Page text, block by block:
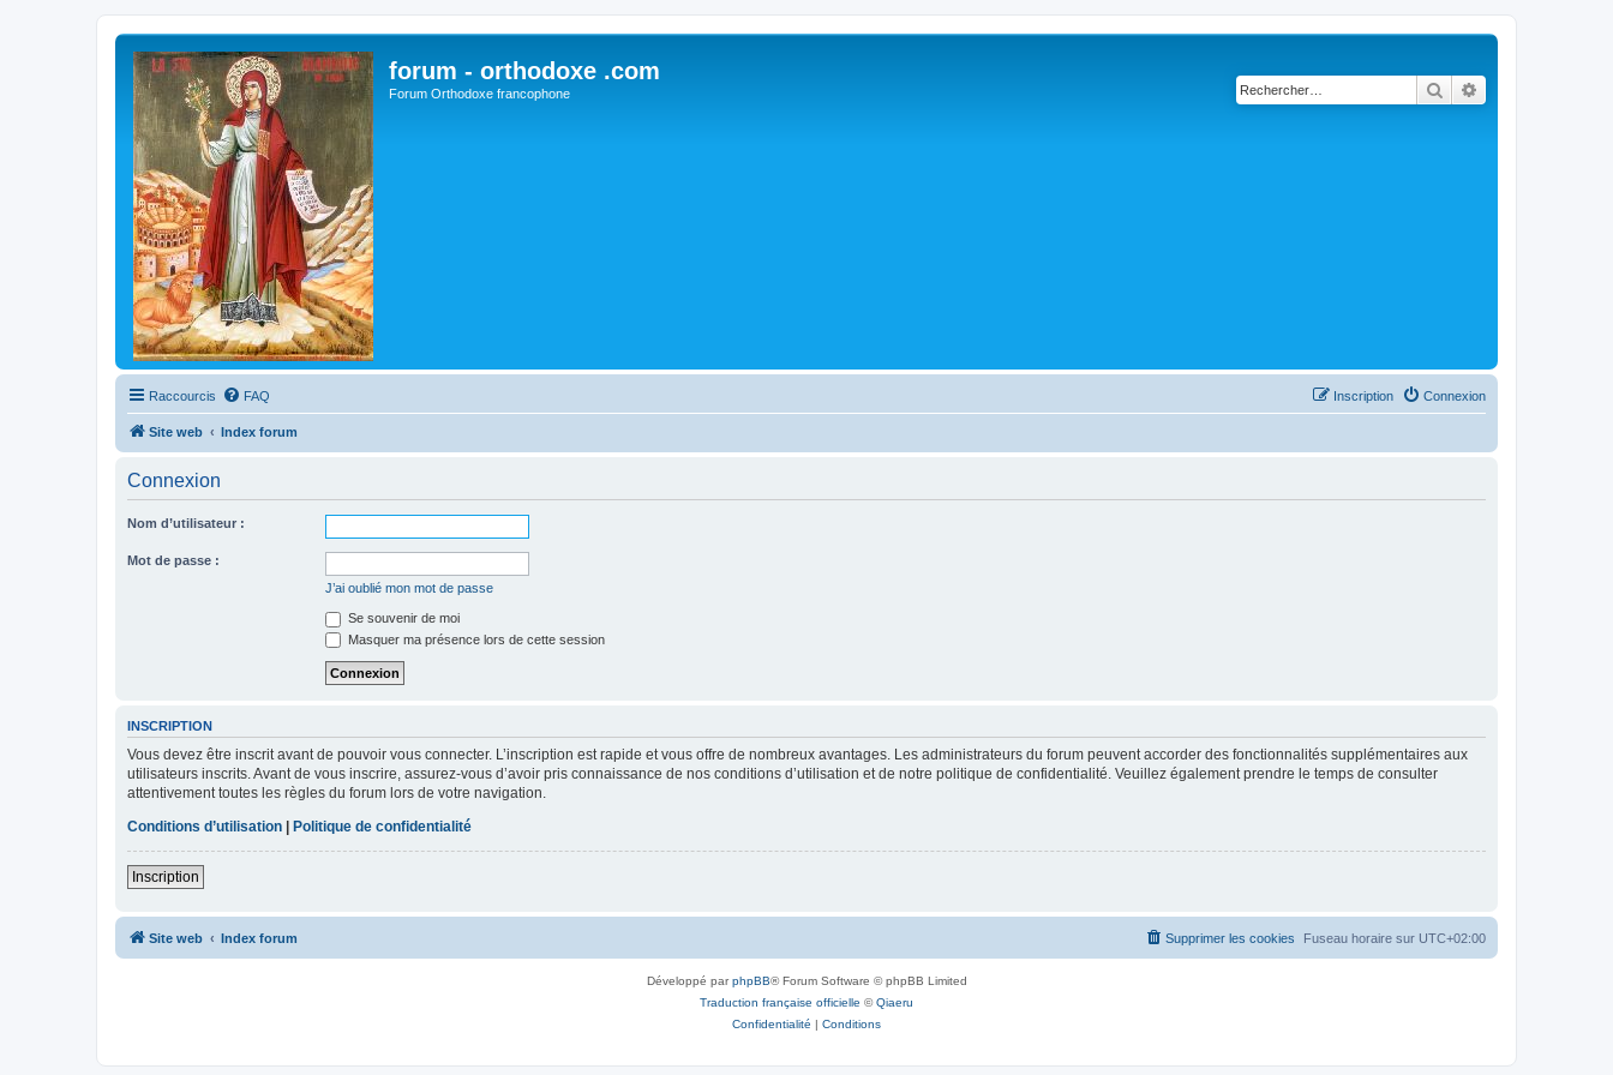
forum - orthodoxe .com
Forum Orthodoxe francophone Rechercher
Raccourcis FAQ Connexion
Inscription
Site web Index forum
Connexion
Nom d’utilisateur :
Mot de passe :
J’ai oublié mon mot de passe
Se souvenir de moi
Masquer ma présence lors de cette session
INSCRIPTION
Vous devez être inscrit avant de pouvoir vous connecter. L’inscription est rapide et vous offre de nombreux avantages. Les administrateurs du forum peuvent accorder des fonctionnalités supplémentaires aux
utilisateurs inscrits. Avant de vous inscrire, assurez-vous d’avoir pris connaissance de nos conditions d’utilisation et de notre politique de confidentialité. Veuillez également prendre le temps de consulter
attentivement toutes les règles du forum lors de votre navigation.
Conditions d’utilisation | Politique de confidentialité
Inscription
Site web Index forum Fuseau horaire sur UTC+02:00
Supprimer les cookies
Développé parphpBB® Forum Software © phpBB Limited
Traduction française officielle ©Qiaeru
Confidentialité | Conditions